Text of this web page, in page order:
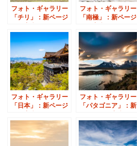
フォト・ギャラリー
「チリ」：新ページ
フォト・ギャラリー
「南極」：新ページ
フォト・ギャラリー
「日本」：新ページ
フォト・ギャラリー
「パタゴニア」：新